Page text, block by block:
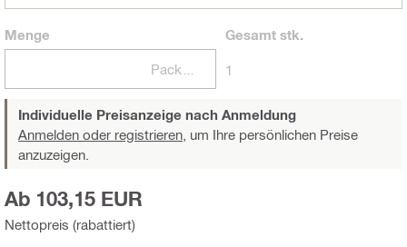
Menge Gesamtstk.
1
Individuelle Preisanzeige nach Anmeldung
Anmelden oder registrieren, um Ihre persönlichen Preise
anzuzeigen.
Nettopreis (rabattiert)
Ab 103,15 EUR